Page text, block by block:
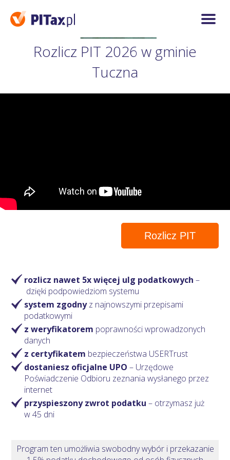
Rozlicz PIT 2026 w gminie
Tuczna
Rozlicz PIT
rozlicz nawet 5x więcej ulg podatkowych–
dzięki podpowiedziom systemu
system zgodnyz najnowszymi przepisami
podatkowymi
z weryfikatorem poprawności wprowadzonych
danych
z certyfikatem bezpieczeństwa USERTrust
dostaniesz oficjalne UPO – Urzędowe
Poświadczenie Odbioru zeznania wysłanego przez
internet
przyspieszony zwrot podatku – otrzymasz już
w 45 dni
Program ten umożliwia swobodny wybór i przekazanie